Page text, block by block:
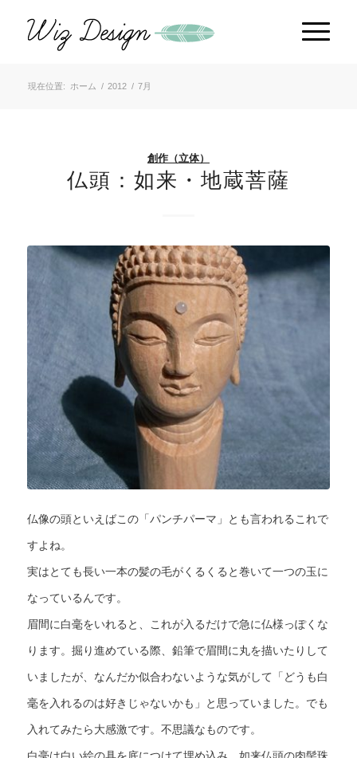
現在位置: ホーム / 2012 / 7月
創作（立体）
仏頭：如来・地蔵菩薩
仏像の頭といえばこの「パンチパーマ」とも言われるこれで
すよね。
実はとても長い一本の髪の毛がくるくると巻いて一つの玉に
なっているんです。
眉間に白毫をいれると、これが入るだけで急に仏様っぽくな
ります。掘り進めている際、鉛筆で眉間に丸を描いたりして
いましたが、なんだか似合わないような気がして「どうも白
毫を入れるのは好きじゃないかも」と思っていました。でも
入れてみたら大感激です。不思議なものです。